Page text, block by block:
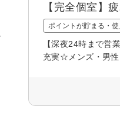
【完全個室】
ポイントが貯まる・使
【深夜24時まで営
充実☆メンズ・男性